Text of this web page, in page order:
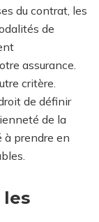
du contrat, les
de
assurance.
critère.
de définir
de la
à prendre en
les